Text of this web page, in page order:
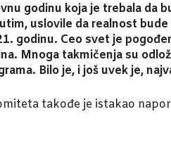
godinu koja je trebala da
uslovile da realnost
godinu. Ceo svet je
Mnoga takmičenja su
Bilo je, i još uvek je,
takođe je istakao